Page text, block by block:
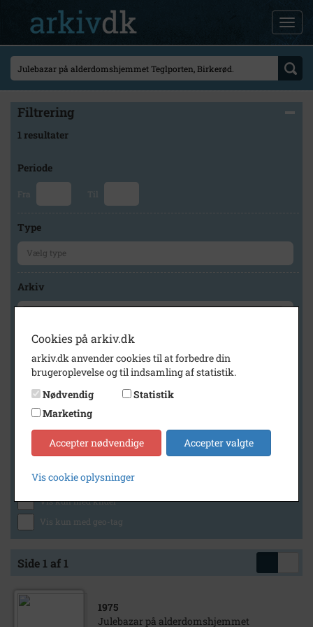
Filtrering
1 resultater
Periode
Fra Til
Type
Arkiv
Geografi
Generelt
Vis kun med billeder
Vis kun med lydklip
Vis kun med kilder
Vis kun med geo-tag
Side 1 af 1
1975
Julebazar på alderdomshjemmet
Cookies på arkiv.dk
arkiv.dk anvender cookies til at forbedre din
brugeroplevelse og til indsamling af statistik.
Nødvendig
Statistik
Marketing
Accepter nødvendige Accepter valgte
Vis cookie oplysninger